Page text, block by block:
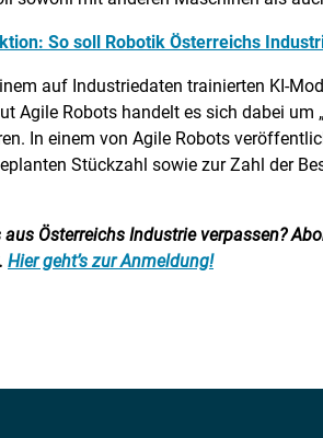
So soll Robotik Österreichs
auf Industriedaten trainierten KI-
Agile Robots handelt es sich dabei
In einem von Agile Robots
Stückzahl sowie zur Zahl der
Österreichs Industrie verpassen?
Hier geht’s zur Anmeldung!